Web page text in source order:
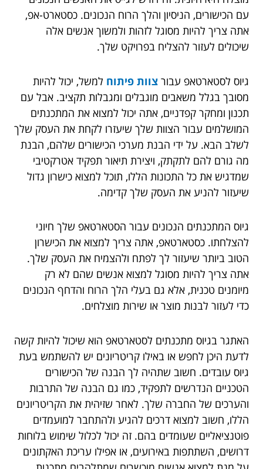
עם הכישורים, הניסיון והלך הרוח הנכונים. כסטארט-אפ,
אתה צריך להיות מסוגל לזהות ולמשוך אנשים אלה
שיכולים לעזור להצליח בפרויקט שלך.
גיוס לסטארטאפ עבור צוות פיתוח למשל, יכול להיות
מסובך בגלל משאבים מוגבלים ומגבלות תקציב. אבל עם
תכנון ומחקר קפדניים, אתה יכול למצוא את המתכנתים
המושלמים עבור הצוות שלך שיעזרו לקחת את העסק שלך
לשלב הבא. על ידי הבנת מערכי הכישורים שלהם, הבנת
מה גורם להם לתקתק, ויצירת תיאור תפקיד אטרקטיבי
שמדגיש את כל התכונות הללו, תוכל למצוא כישרון גדול
שיעזור להניע את העסק שלך קדימה.
גיוס המתכנתים הנכונים עבור הסטארטאפ שלך חיוני
להצלחתו. כסטארטאפ, אתה צריך למצוא את הכישרון
הטוב ביותר שיעזור לך לפתח ולהצמיח את העסק שלך.
אתה צריך להיות מסוגל למצוא אנשים שהם לא רק
מיומנים טכנית, אלא גם בעלי הלך הרוח והדחף הנכונים
כדי לעזור לבנות מוצר או שירות מוצלחים.
האתגר בגיוס מתכנתים לסטארטאפ הוא שיכול להיות קשה
לדעת היכן לחפש או באילו קריטריונים יש להשתמש בעת
גיוס עובדים. חשוב שתהיה לך הבנה של הכישורים
הטכניים הנדרשים לתפקיד, כמו גם הבנה של התרבות
והערכים של החברה שלך. לאחר שזיהית את הקריטריונים
הללו, חשוב למצוא דרכים להגיע ולהתחבר למועמדים
פוטנציאליים שעומדים בהם. זה יכול לכלול שימוש בלוחות
דרושים, השתתפות באירועים, או אפילו עריכת האקתונים